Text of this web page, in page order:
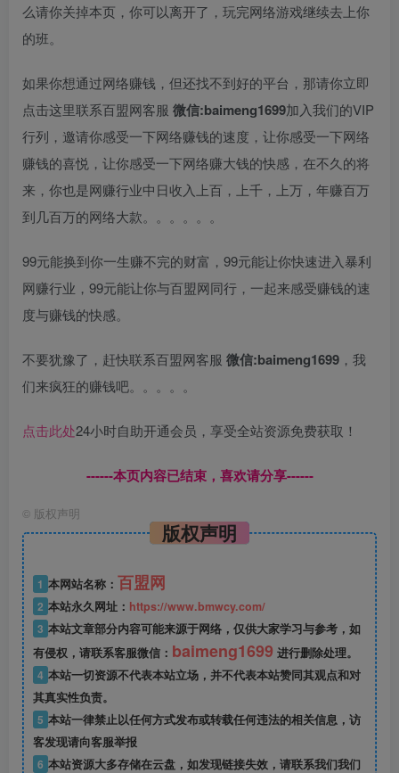
么请你关掉本页，你可以离开了，玩完网络游戏继续去上你
的班。
如果你想通过网络赚钱，但还找不到好的平台，那请你立即
点击这里联系百盟网客服 微信:baimeng1699加入我们的VIP
行列，邀请你感受一下网络赚钱的速度，让你感受一下网络
赚钱的喜悦，让你感受一下网络赚大钱的快感，在不久的将
来，你也是网赚行业中日收入上百，上千，上万，年赚百万
到几百万的网络大款。。。。。。
99元能换到你一生赚不完的财富，99元能让你快速进入暴利
网赚行业，99元能让你与百盟网同行，一起来感受赚钱的速
度与赚钱的快感。
不要犹豫了，赶快联系百盟网客服 微信:baimeng1699 ，我
们来疯狂的赚钱吧。。。。。
点击此处24小时自助开通会员，享受全站资源免费获取！
------本页内容已结束，喜欢请分享------
© 版权声明
版权声明
1 本网站名称： 百盟网
2 本站永久网址： https://www.bmwcy.com/
3 本站文章部分内容可能来源于网络，仅供大家学习与参考，如
有侵权，请联系客服微信： baimeng1699 进行删除处理。
4 本站一切资源不代表本站立场，并不代表本站赞同其观点和对
其真实性负责。
5 本站一律禁止以任何方式发布或转载任何违法的相关信息，访
客发现请向客服举报
6 本站资源大多存储在云盘，如发现链接失效，请联系我们我们